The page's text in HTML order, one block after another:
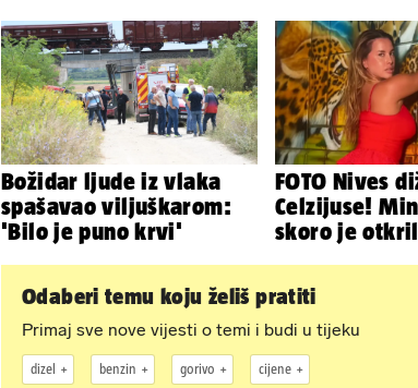
Božidar ljude iz vlaka
spašavao viljuškarom:
'Bilo je puno krvi'
FOTO Nives
Celzijuse!
skoro je
Odaberi temu koju želiš pratiti
Primaj sve nove vijesti o temi i budi u tijeku
dizel benzin gorivo cijene